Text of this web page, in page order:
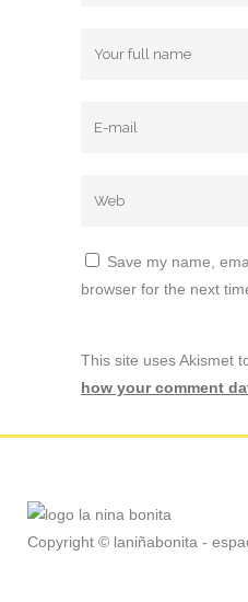
Save my name,
browser for the next
This site uses Akismet
how your comment
Copyright © laniñabonita -